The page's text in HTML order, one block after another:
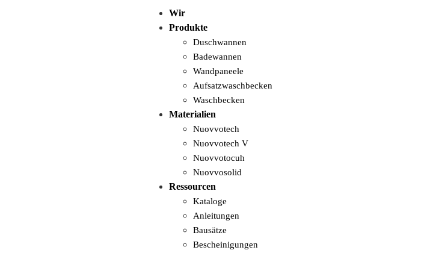
Wir
Produkte
Duschwannen
Badewannen
Wandpaneele
Aufsatzwaschbecken
Waschbecken
Materialien
Nuovvotech
Nuovvotech V
Nuovvotocuh
Nuovvosolid
Ressourcen
Kataloge
Anleitungen
Bausätze
Bescheinigungen